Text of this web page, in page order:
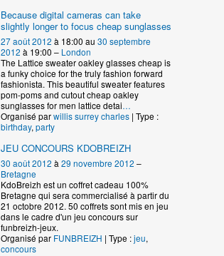
Because digital cameras can take
slightly longer to focus cheap sunglasses
27 août 2012 à 18:00 au 30 septembre
2012 à 19:00 – London
The Lattice sweater oakley glasses cheap is
a funky choice for the truly fashion forward
fashionista. This beautiful sweater features
pom-poms and cutout cheap oakley
sunglasses for men lattice detai…
Organisé parwillis surrey charles | Type :
birthday, party
JEU CONCOURS KDOBREIZH
30 août 2012 à29 novembre 2012 –
Bretagne
KdoBreizh est un coffret cadeau 100%
Bretagne qui sera commercialisé à partir du
21 octobre 2012. 50 coffrets sont mis en jeu
dans le cadre d'un jeu concours sur
funbreizh-jeux.
Organisé par FUNBREIZH | Type :jeu,
concours